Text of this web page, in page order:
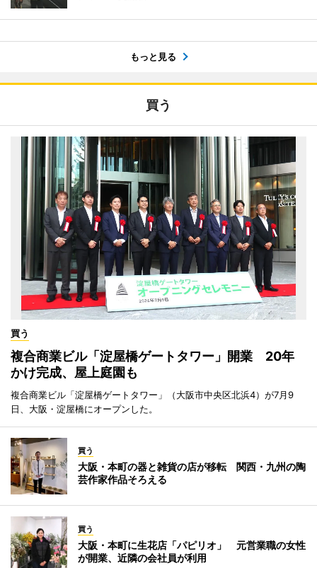
もっと見る
買う
買う
複合商業ビル「淀屋橋ゲートタワー」開業 20年
かけ完成、屋上庭園も
複合商業ビル「淀屋橋ゲートタワー」（大阪市中央区北浜4）が7月9
日、大阪・淀屋橋にオープンした。
買う
大阪・本町の器と雑貨の店が移転 関西・九州の陶
芸作家作品そろえる
買う
大阪・本町に生花店「パピリオ」 元営業職の女性
が開業、近隣の会社員が利用